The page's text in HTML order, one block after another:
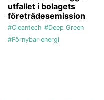
utfallet i bolagets
företrädesemission
#Cleantech #Deep Green
#Förnybar energi